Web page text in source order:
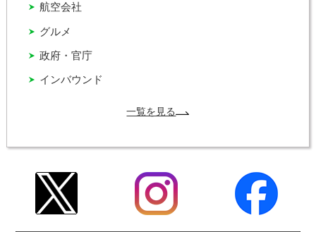
インバウンド
グルメ
政府・官庁
航空会社
一覧を見る